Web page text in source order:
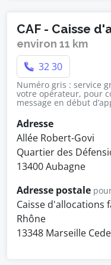
CAF - Caisse
environ 11 km
32 30
Numéro gris : service
votre opérateur, pour
message en début
Adresse
Allée Robert-Govi
Quartier des
13400 Aubagne
Adresse postale
Caisse d'allocations
Rhône
13348 Marseille